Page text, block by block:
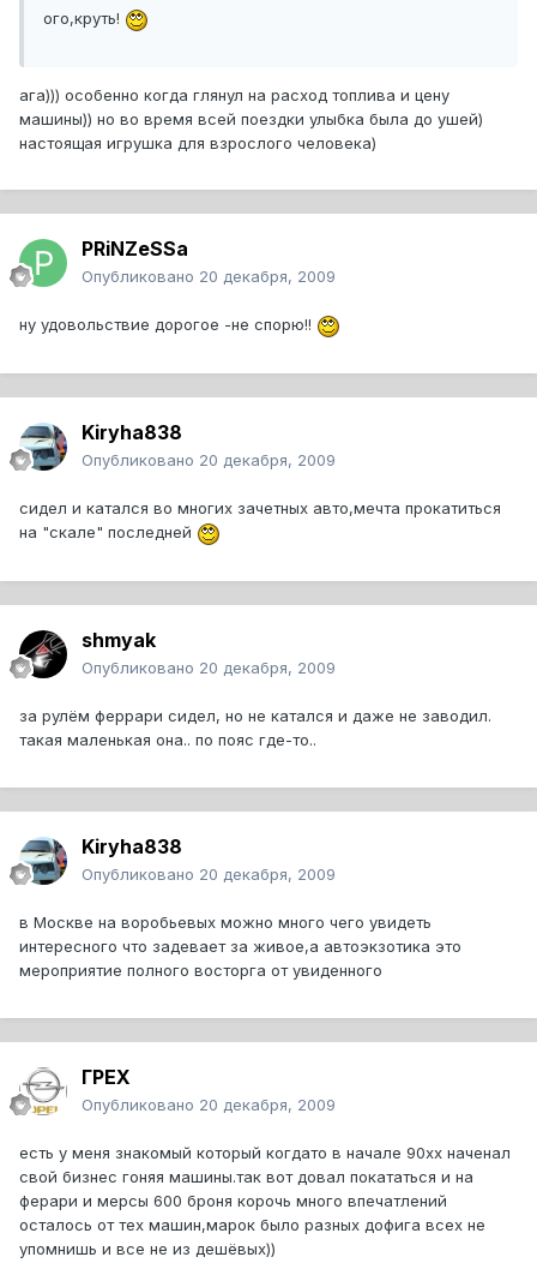
ого,круть!
ага))) особенно когда глянул на расход топлива и цену
машины)) но во время всей поездки улыбка была до ушей)
настоящая игрушка для взрослого человека)
PRiNZeSSa
Опубликовано 20 декабря, 2009
ну удовольствие дорогое -не спорю!!
Kiryha838
Опубликовано 20 декабря, 2009
сидел и катался во многих зачетных авто,мечта прокатиться
на "скале" последней
shmyak
Опубликовано 20 декабря, 2009
за рулём феррари сидел, но не катался и даже не заводил.
такая маленькая она.. по пояс где-то..
Kiryha838
Опубликовано 20 декабря, 2009
в Москве на воробьевых можно много чего увидеть
интересного что задевает за живое,а автоэкзотика это
мероприятие полного восторга от увиденного
ГРЕХ
Опубликовано 20 декабря, 2009
есть у меня знакомый который когдато в начале 90хх наченал
свой бизнес гоняя машины.так вот довал покататься и на
ферари и мерсы 600 броня корочь много впечатлений
осталось от тех машин,марок было разных дофига всех не
упомнишь и все не из дешёвых))